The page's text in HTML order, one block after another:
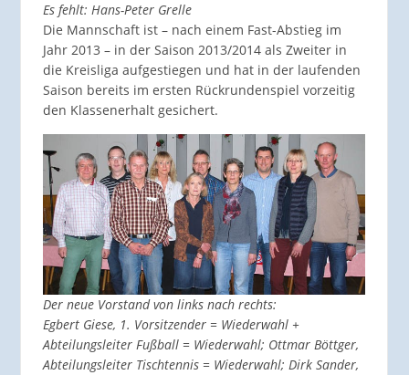
Es fehlt: Hans-Peter Grelle
Die Mannschaft ist – nach einem Fast-Abstieg im
Jahr 2013 – in der Saison 2013/2014 als Zweiter in
die Kreisliga aufgestiegen und hat in der laufenden
Saison bereits im ersten Rückrundenspiel vorzeitig
den Klassenerhalt gesichert.
Der neue Vorstand von links nach rechts:
Egbert Giese, 1. Vorsitzender = Wiederwahl +
Abteilungsleiter Fußball = Wiederwahl; Ottmar Böttger,
Abteilungsleiter Tischtennis = Wiederwahl; Dirk Sander,